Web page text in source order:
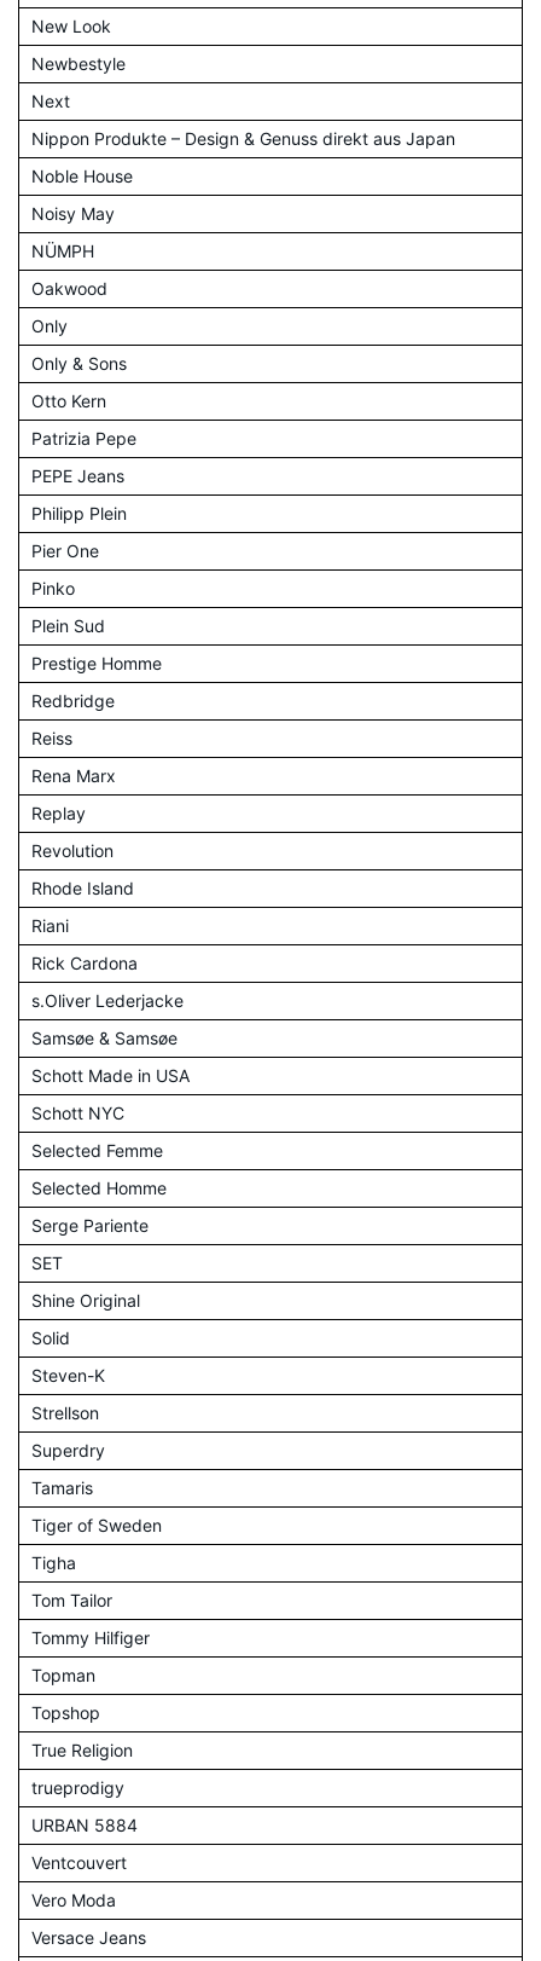
New Look
Newbestyle
Next
Nippon Produkte – Design & Genuss direkt aus Japan
Noble House
Noisy May
NÜMPH
Oakwood
Only
Only & Sons
Otto Kern
Patrizia Pepe
PEPE Jeans
Philipp Plein
Pier One
Pinko
Plein Sud
Prestige Homme
Redbridge
Reiss
Rena Marx
Replay
Revolution
Rhode Island
Riani
Rick Cardona
s.Oliver Lederjacke
Samsøe & Samsøe
Schott Made in USA
Schott NYC
Selected Femme
Selected Homme
Serge Pariente
SET
Shine Original
Solid
Steven-K
Strellson
Superdry
Tamaris
Tiger of Sweden
Tigha
Tom Tailor
Tommy Hilfiger
Topman
Topshop
True Religion
trueprodigy
URBAN 5884
Ventcouvert
Vero Moda
Versace Jeans